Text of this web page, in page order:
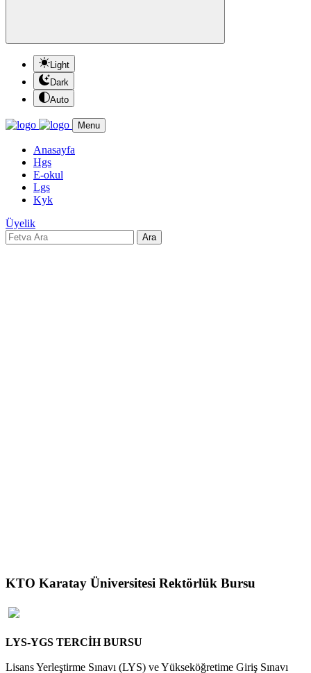
Light
Dark
Auto
Menu
Anasayfa
Hgs
E-okul
Lgs
Kyk
Üyelik
Ara
KTO Karatay Üniversitesi Rektörlük Bursu
LYS-YGS TERCİH BURSU
Lisans Yerleştirme Sınavı (LYS) ve Yükseköğretime Giriş Sınavı